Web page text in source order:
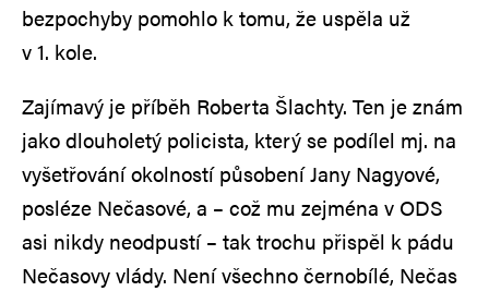
bezpochyby pomohlo k tomu, že uspěla už
v 1. kole.
Zajímavý je příběh Roberta Šlachty. Ten je znám
jako dlouholetý policista, který se podílel mj. na
vyšetřování okolností působení Jany Nagyové,
posléze Nečasové, a – což mu zejména v ODS
asi nikdy neodpustí – tak trochu přispěl k pádu
Nečasovy vlády. Není všechno černobílé, Nečas